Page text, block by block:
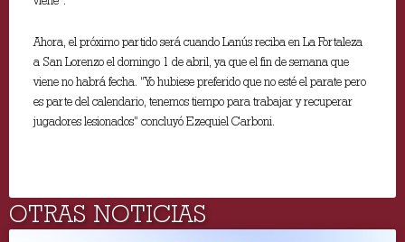
Ahora, el próximo partido será cuando Lanús reciba en La Fortaleza
a San Lorenzo el domingo 1 de abril, ya que el fin de semana que
viene no habrá fecha. “Yo hubiese preferido que no esté el parate pero
es parte del calendario, tenemos tiempo para trabajar y recuperar
jugadores lesionados” concluyó Ezequiel Carboni.
OTRAS NOTICIAS